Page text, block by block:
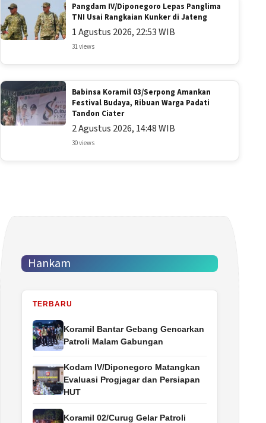
Pangdam IV/Diponegoro Lepas Panglima
TNI Usai Rangkaian Kunker di Jateng
1 Agustus 2026, 22:53 WIB
31 views
Babinsa Koramil 03/Serpong Amankan
Festival Budaya, Ribuan Warga Padati
Tandon Ciater
2 Agustus 2026, 14:48 WIB
30 views
Hankam
TERBARU
Koramil Bantar Gebang Gencarkan
Patroli Malam Gabungan
Kodam IV/Diponegoro Matangkan
Evaluasi Progjagar dan Persiapan
HUT
Koramil 02/Curug Gelar Patroli